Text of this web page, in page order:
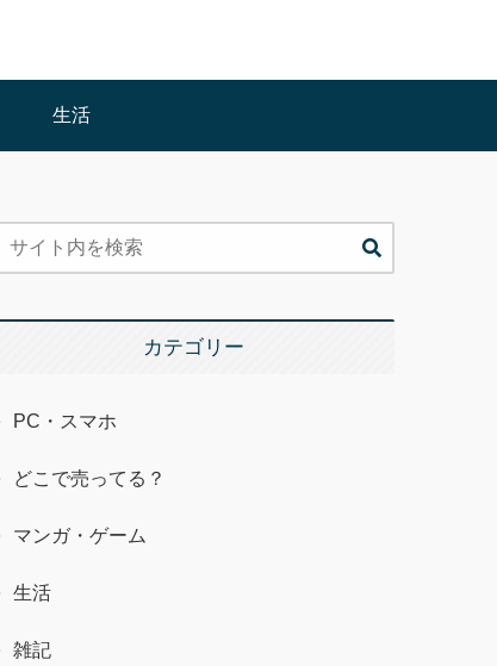
生活
カテゴリー
PC・スマホ
どこで売ってる？
マンガ・ゲーム
生活
雑記